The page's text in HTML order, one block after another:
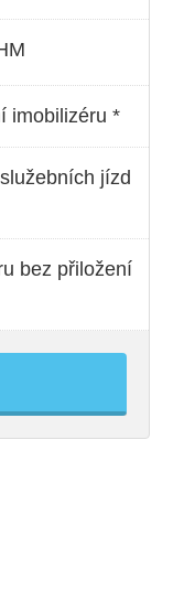
imobilizéru *
jízd
bez přiložení